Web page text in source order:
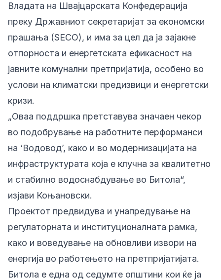
Владата на Швајцарската Конфедерација
преку Државниот секретаријат за економски
прашања (SECO), и има за цел да ја зајакне
отпорноста и енергетската ефикасност на
јавните комунални претпријатија, особено во
услови на климатски предизвици и енергетски
кризи.
„Оваа поддршка претставува значаен чекор
во подобрување на работните перформанси
на ‘Водовод’, како и во модернизацијата на
инфраструктурата која е клучна за квалитетно
и стабилно водоснабдување во Битола“,
изјави Коњановски.
Проектот предвидува и унапредување на
регулаторната и институционалната рамка,
како и воведување на обновливи извори на
енергија во работењето на претпријатијата.
Битола е една од седумте општини кои ќе ја